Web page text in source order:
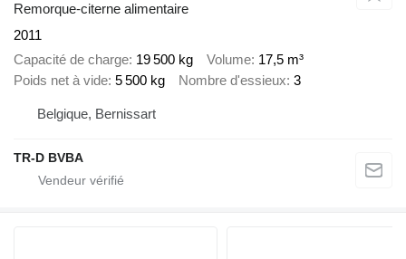
Remorque-citerne alimentaire
2011
Capacité de charge 19 500 kg Volume 17,5 m³
Poids net à vide 5 500 kg Nombre d'essieux 3
Belgique, Bernissart
TR-D BVBA